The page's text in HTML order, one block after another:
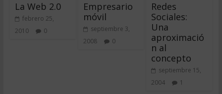
La Web 2.0
febrero 25,
2010
0
Empresario
móvil
septiembre 3,
2008
0
Redes
Sociales:
Una
aproximació
n al
concepto
septiembre 15,
2004
1